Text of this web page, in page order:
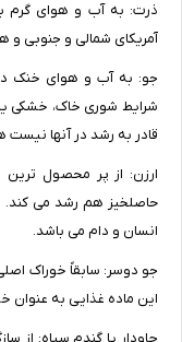
ذرت: به آب و هوای گرم
آمریکای شمالی و جنوبی
جو: به آب و هوای خنک
شرایط شوری خاک، خشکی
قادر به رشد در آنها
ارزن: از پر محصول
حاصلخیز هم رشد می کند.
انسان و دام می باشد.
جو دوسر: سابقاً خوراک
این ماده غذایی به عنوان
چاودار یا گندم سیاه: از